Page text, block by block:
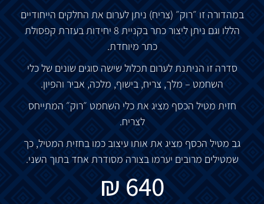
במהדורה זו ״רוק״ (צריח) ניתן לערום את החלקים הייחודיים
הללו וגם ניתן ליצורכתרבקניית יחידותבעזרת קפסולת
כתר מיוחדת.
סדרה זו הניתנתלערום תכלול שישה סוגים שונים שלכלי
השחמט – מלך, צריח, בישוף, מלכה, אביר והפיון.
חזית מטיל הכסף מציג אתכלי השחמט ״רוק״ המתייחס
לצריח.
גב מטיל הכסף מציג את אותו עיצוב כמו בחזית המטיל, כך
שמטילים מרובים יערמו בצורה מסודרת אחד בתוך השני.
640
₪